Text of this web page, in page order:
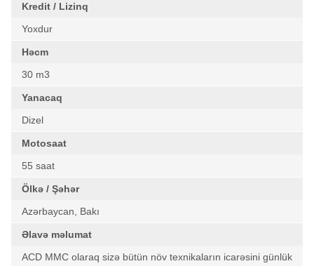
Kredit / Lizinq
Yoxdur
Həcm
30 m3
Yanacaq
Dizel
Motosaat
55 saat
Ölkə / Şəhər
Azərbaycan, Bakı
Əlavə məlumat
ACD MMC olaraq sizə bütün növ texnikaların icarəsini günlük